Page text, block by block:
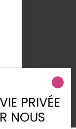
PRIVÉE
NOUS